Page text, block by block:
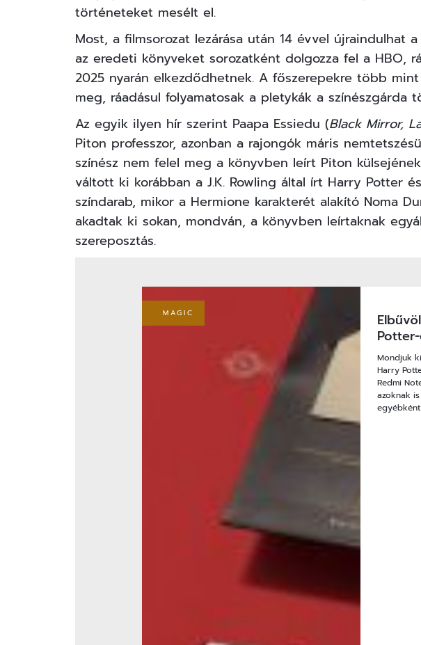
történeteket mesélt el.
Most, a filmsorozat lezárása után 14 évvel újraindulhat
az eredeti könyveket sorozatként dolgozza fel a HBO,
2025 nyarán elkezdődhetnek. A főszerepekre több
meg, ráadásul folyamatosak a pletykák a színészgárda
Az egyik ilyen hír szerint Paapa Essiedu (Black Mirror,
Piton professzor, azonban a rajongók máris
színész nem felel meg a könyvben leírt Piton
váltott ki korábban a J.K. Rowling által írt Harry Potter
színdarab, mikor a Hermione karakterét alakító Noma
akadtak ki sokan, mondván, a könyvben leírtaknak
szereposztás.
MAGIC
Mondjuk
Harry
Redmi
azoknak